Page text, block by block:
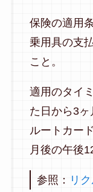
保険の適用
乗用具の支
こと。
適用のタイ
た日から3
ルートカー
月後の午後
参照： リ